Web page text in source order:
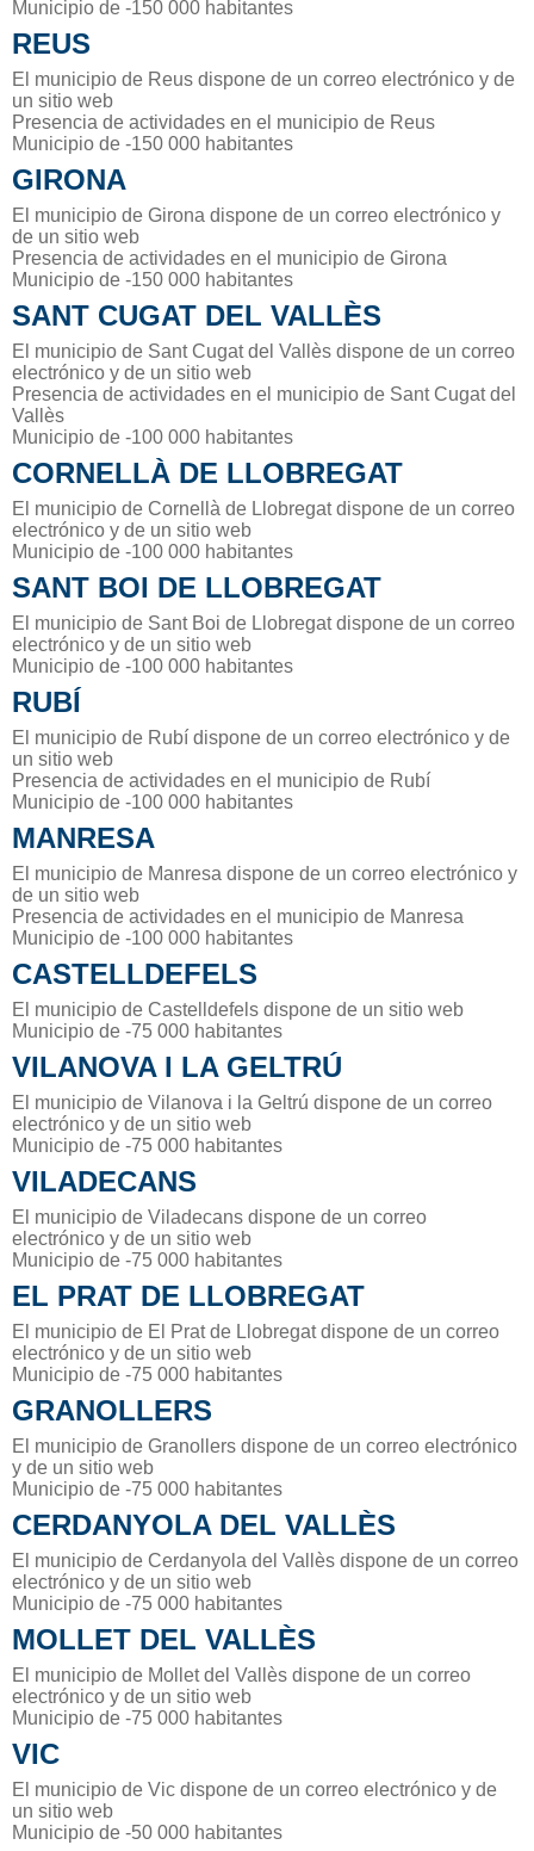
Municipio de -150 000 habitantes
REUS
El municipio de Reus dispone de un correo electrónico y de
un sitio web
Presencia de actividades en el municipio de Reus
Municipio de -150 000 habitantes
GIRONA
El municipio de Girona dispone de un correo electrónico y
de un sitio web
Presencia de actividades en el municipio de Girona
Municipio de -150 000 habitantes
SANT CUGAT DEL VALLÈS
El municipio de Sant Cugat del Vallès dispone de un correo
electrónico y de un sitio web
Presencia de actividades en el municipio de Sant Cugat del
Vallès
Municipio de -100 000 habitantes
CORNELLÀ DE LLOBREGAT
El municipio de Cornellà de Llobregat dispone de un correo
electrónico y de un sitio web
Municipio de -100 000 habitantes
SANT BOI DE LLOBREGAT
El municipio de Sant Boi de Llobregat dispone de un correo
electrónico y de un sitio web
Municipio de -100 000 habitantes
RUBÍ
El municipio de Rubí dispone de un correo electrónico y de
un sitio web
Presencia de actividades en el municipio de Rubí
Municipio de -100 000 habitantes
MANRESA
El municipio de Manresa dispone de un correo electrónico y
de un sitio web
Presencia de actividades en el municipio de Manresa
Municipio de -100 000 habitantes
CASTELLDEFELS
El municipio de Castelldefels dispone de un sitio web
Municipio de -75 000 habitantes
VILANOVA I LA GELTRÚ
El municipio de Vilanova i la Geltrú dispone de un correo
electrónico y de un sitio web
Municipio de -75 000 habitantes
VILADECANS
El municipio de Viladecans dispone de un correo
electrónico y de un sitio web
Municipio de -75 000 habitantes
EL PRAT DE LLOBREGAT
El municipio de El Prat de Llobregat dispone de un correo
electrónico y de un sitio web
Municipio de -75 000 habitantes
GRANOLLERS
El municipio de Granollers dispone de un correo electrónico
y de un sitio web
Municipio de -75 000 habitantes
CERDANYOLA DEL VALLÈS
El municipio de Cerdanyola del Vallès dispone de un correo
electrónico y de un sitio web
Municipio de -75 000 habitantes
MOLLET DEL VALLÈS
El municipio de Mollet del Vallès dispone de un correo
electrónico y de un sitio web
Municipio de -75 000 habitantes
VIC
El municipio de Vic dispone de un correo electrónico y de
un sitio web
Municipio de -50 000 habitantes